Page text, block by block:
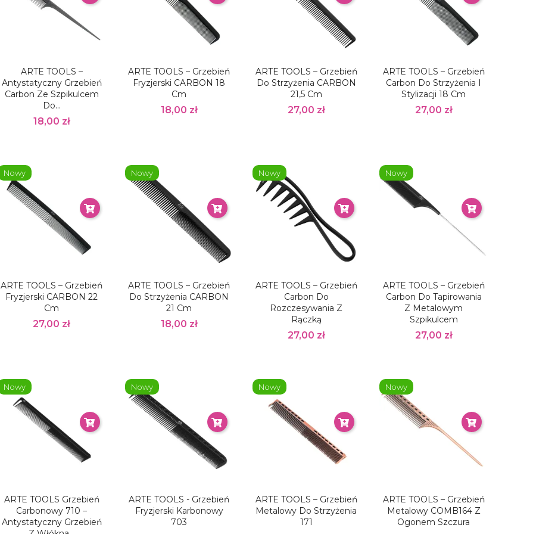
ARTE TOOLS –
Antystatyczny Grzebień
Carbon Ze Szpikulcem
Do...
18,00 zł
ARTE TOOLS – Grzebień
Fryzjerski CARBON 18
Cm
18,00 zł
ARTE TOOLS – Grzebień
Do Strzyżenia CARBON
21,5 Cm
27,00 zł
ARTE TOOLS – Grzebień
Carbon Do Strzyżenia I
Stylizacji 18 Cm
27,00 zł
ARTE TOOLS – Grzebień
Fryzjerski CARBON 22
Cm
27,00 zł
Nowy
ARTE TOOLS – Grzebień
Do Strzyżenia CARBON
21 Cm
18,00 zł
Nowy
ARTE TOOLS – Grzebień
Carbon Do
Rozczesywania Z
Rączką
27,00 zł
Nowy
ARTE TOOLS – Grzebień
Carbon Do Tapirowania
Z Metalowym
Szpikulcem
27,00 zł
Nowy
ARTE TOOLS Grzebień
Carbonowy 710 –
Antystatyczny Grzebień
Nowy
ARTE TOOLS - Grzebień
Fryzjerski Karbonowy
703
Nowy
ARTE TOOLS – Grzebień
Metalowy Do Strzyżenia
171
Nowy
ARTE TOOLS – Grzebień
Metalowy COMB164 Z
Ogonem Szczura
Nowy